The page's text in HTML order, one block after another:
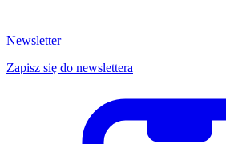
Newsletter
Zapisz się do newslettera